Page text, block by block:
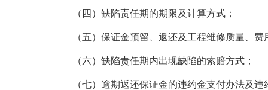
（四）缺陷责任期的期限及计算方式；
（五）保证金预留、返还及工程维修质量、
（六）缺陷责任期内出现缺陷的索赔方式；
（七）逾期返还保证金的违约金支付办法及违